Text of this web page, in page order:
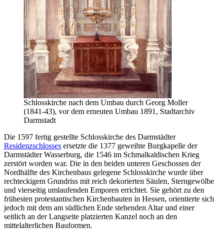
Schlosskirche nach dem Umbau durch Georg Moller
(1841-43), vor dem erneuten Umbau 1891, Stadtarchiv
Darmstadt
Die 1597 fertig gestellte Schlosskirche des Darmstädter
Residenzschlosses ersetzte die 1377 geweihte Burgkapelle der
Darmstädter Wasserburg, die 1546 im Schmalkaldischen Krieg
zerstört worden war. Die in den beiden unteren Geschossen der
Nordhälfte des Kirchenbaus gelegene Schlosskirche wurde über
rechteckigem Grundriss mit reich dekorierten Säulen, Sterngewölbe
und vierseitig umlaufenden Emporen errichtet. Sie gehört zu den
frühesten protestantischen Kirchenbauten in Hessen, orientierte sich
jedoch mit dem am südlichen Ende stehenden Altar und einer
seitlich an der Langseite platzierten Kanzel noch an den
mittelalterlichen Bauformen.